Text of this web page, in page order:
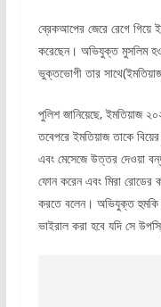
ব্রেকআপের জেরে রেগে
করেছেন। অভিযুক্ত মুসলিম
ভুক্তভোগী তার
পুলিশ জানিয়েছে, ইমতিয়াজ
তবেপরে ইমতিয়াজ তাকে
এবং মেসেজে উত্তর দেওয়া
ফোন করেন এবং মিরা রোডের
করতে বলেন। অভিযুক্ত হুমকি
ভাইরাল করা হবে যদি সে